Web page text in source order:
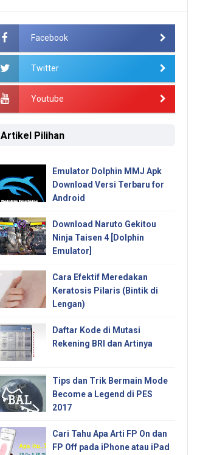
Facebook
Twitter
Youtube
Artikel Pilihan
Emulator Dolphin MMJ Apk
Download Versi Terbaru for
Android
Download Naruto Gekitou
Ninja Taisen 4 [Dolphin
Emulator]
Cara Efektif Meredakan
Keratosis Pilaris (Bintik di
Lengan)
Daftar Kode di Mutasi
Rekening BRI dan Artinya
Tips dan Trik Bermain Mode
Become a Legend di PES
2017
Cari Tahu Apa Arti FP On dan
FP Off pada iPhone atau iPad